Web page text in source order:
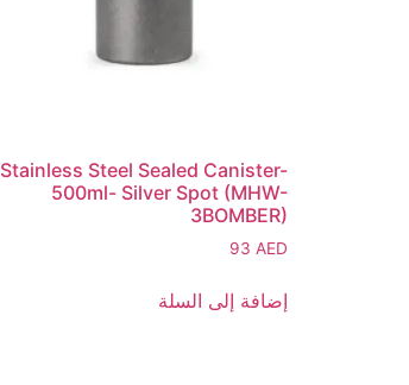
Stainless Steel Sealed Canister-
500ml- Silver Spot (MHW-
3BOMBER)
93 AED
إضافة إلى السلة